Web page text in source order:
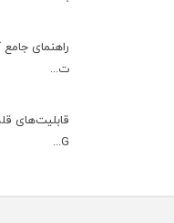
ت...
G...